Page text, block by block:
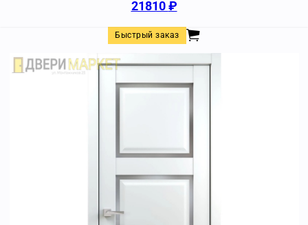
21810₽
Быстрый заказ